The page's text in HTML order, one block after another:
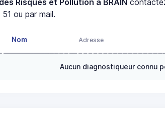
ou par mail.
Nom Adresse
Aucun diagnostiqueur connu